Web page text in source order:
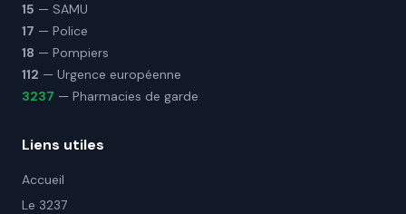
15 — SAMU
17 — Police
18 — Pompiers
112 — Urgence européenne
3237 — Pharmacies de garde
Liens utiles
Accueil
Le 3237